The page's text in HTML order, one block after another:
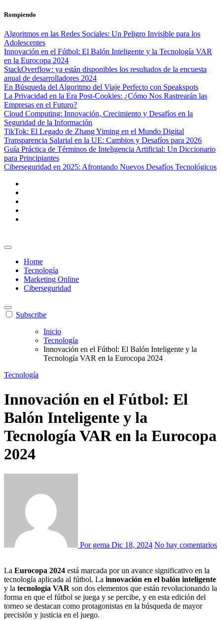
Saltar
contenido
Rompiendo
Algoritmos en las Redes Sociales: Un Peligro Invisible para los
Adolescentes
Innovación en el Fútbol: El Balón Inteligente y la Tecnología VAR
en la Eurocopa 2024
StackOverflow: ya están disponibles los resultados de la encuesta
anual de desarrolladores 2024
En Búsqueda del Algoritmo del Viaje Perfecto con Speakspots
La Privacidad en la Era Post-Cookies: ¿Cómo Nos Rastrearán las
Empresas en el Futuro?
Cloud Computing: Innovación, Crecimiento y Desafíos en la
Seguridad de la Información
TikTok: El Legado de Zhang Yiming en el Mundo Digital
Transparencia Salarial en la UE: Cambios y Desafíos para 2026
Guía Práctica de Términos de Inteligencia Artificial: Un Diccionario
para Principiantes
Ciberseguridad en 2025: Afrontando Nuevos Desafíos Tecnológicos
Home
Tecnología
Marketing Online
Ciberseguridad
Subscribe
Inicio
Tecnología
Innovación en el Fútbol: El Balón Inteligente y la
Tecnología VAR en la Eurocopa 2024
Tecnología
Innovación en el Fútbol: El
Balón Inteligente y la
Tecnología VAR en la Eurocopa
2024
Por gema Dic 18, 2024 No hay comentarios
La Eurocopa 2024 está marcada por un avance significativo en la
tecnología aplicada al fútbol. La innovación en el balón inteligente
y la tecnología VAR son dos elementos que están revolucionando la
forma en que el fútbol se juega y se percibe, y en esta edición del
torneo se destacan como protagonistas en la búsqueda de mayor
precisión y justicia en el juego.